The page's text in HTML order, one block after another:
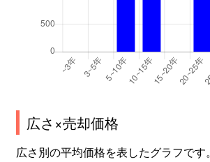
広さ×売却価格
広さ別の平均価格を表したグラフです。